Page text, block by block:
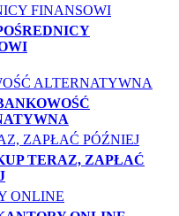
TERAZ, ZAPŁAĆ